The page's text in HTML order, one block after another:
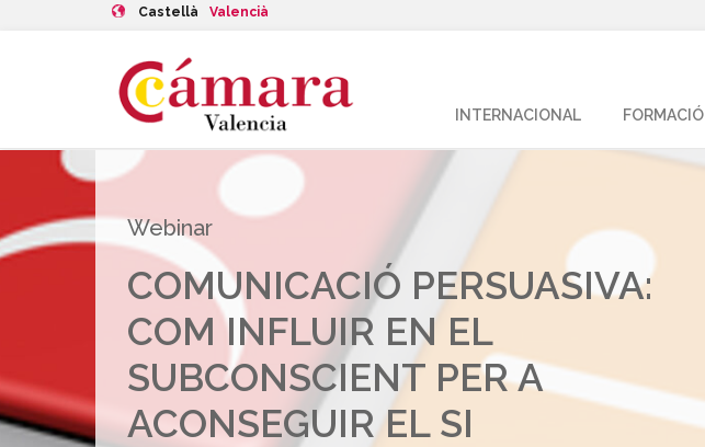
Castellà Valencià
INTERNACIONAL FORMACIÓ
Webinar
COMUNICACIÓ PERSUASIVA:
COM INFLUIR EN EL
SUBCONSCIENT PER A
ACONSEGUIR EL SI